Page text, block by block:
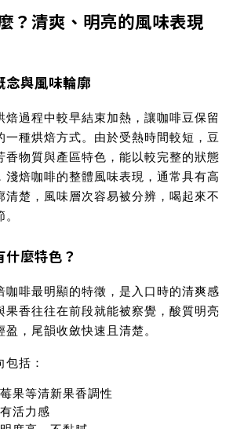
？清爽、明亮的風味表現
念與風味輪廓
焙過程中較早結束加熱，讓咖啡豆保留
一種烘焙方式。由於受熱時間較短，豆
香物質與產區特色，能以較完整的狀態
淺焙咖啡的整體風味表現，通常具有高
清楚，風味層次容易被分辨，喝起來不
麼特色？
咖啡最明顯的特徵，是入口時的清爽感
果香往往在前段就能被察覺，酸質明亮
，尾韻收斂快速且清楚。
包括：
果等清新果香調性
活力感